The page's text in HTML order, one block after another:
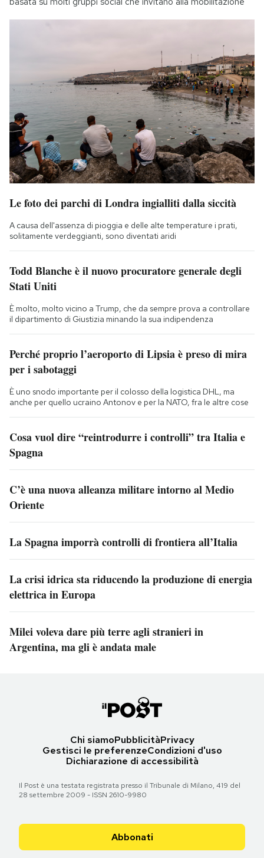
Le foto dei parchi di Londra ingialliti dalla siccità
A causa dell'assenza di pioggia e delle alte temperature i prati,
solitamente verdeggianti, sono diventati aridi
Todd Blanche è il nuovo procuratore generale degli
Stati Uniti
È molto, molto vicino a Trump, che da sempre prova a controllare
il dipartimento di Giustizia minando la sua indipendenza
Perché proprio l’aeroporto di Lipsia è preso di mira
per i sabotaggi
È uno snodo importante per il colosso della logistica DHL, ma
anche per quello ucraino Antonov e per la NATO, fra le altre cose
Cosa vuol dire “reintrodurre i controlli” tra Italia e
Spagna
C’è una nuova alleanza militare intorno al Medio
Oriente
La Spagna imporrà controlli di frontiera all’Italia
La crisi idrica sta riducendo la produzione di energia
elettrica in Europa
Milei voleva dare più terre agli stranieri in
Argentina, ma gli è andata male
Chi siamoPubblicitàPrivacy
Gestisci le preferenzeCondizioni d'uso
Dichiarazione di accessibilità
Il Post è una testata registrata presso il Tribunale di Milano, 419 del
28 settembre 2009 - ISSN 2610-9980
Abbonati